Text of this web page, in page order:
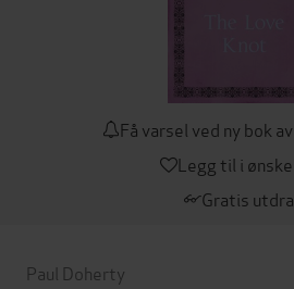
Få varsel ved ny bok
Legg til i
Gratis
Paul Doherty